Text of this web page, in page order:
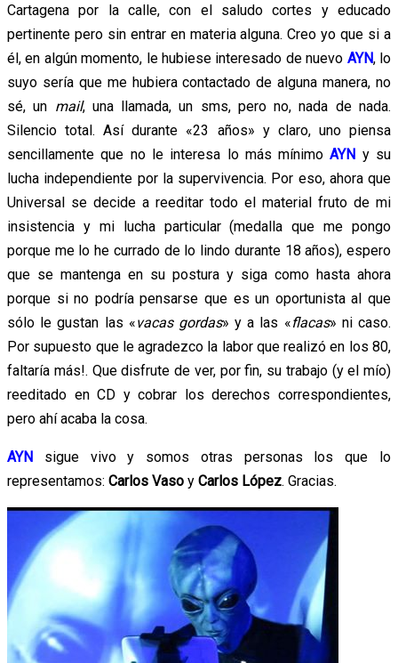
Cartagena por la calle, con el saludo cortes y educado
pertinente pero sin entrar en materia alguna. Creo yo que si a
él, en algún momento, le hubiese interesado de nuevo AYN, lo
suyo sería que me hubiera contactado de alguna manera, no
sé, un mail, una llamada, un sms, pero no, nada de nada.
Silencio total. Así durante «23 años» y claro, uno piensa
sencillamente que no le interesa lo más mínimoAYN y su
lucha independiente por la supervivencia. Por eso, ahora que
Universal se decide a reeditar todo el material fruto de mi
insistencia y mi lucha particular (medalla que me pongo
porque me lo he currado de lo lindo durante 18 años), espero
que se mantenga en su postura y siga como hasta ahora
porque si no podría pensarse que es un oportunista al que
sólo le gustan las «vacas gordas» y a las «flacas» ni caso.
Por supuesto que le agradezco la labor que realizó en los 80,
faltaría más!. Que disfrute de ver, por fin, su trabajo (y el mío)
reeditado en CD y cobrar los derechos correspondientes,
pero ahí acaba la cosa.
AYN sigue vivo y somos otras personas los que lo
representamos: Carlos Vaso y Carlos López. Gracias.